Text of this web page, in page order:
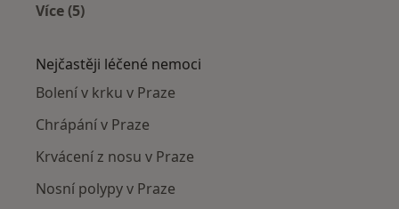
Více (5)
Nejčastěji léčené nemoci
Bolení v krku v Praze
Chrápání v Praze
Krvácení z nosu v Praze
Nosní polypy v Praze